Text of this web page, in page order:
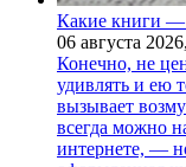
Какие книги —
06 августа 2026,
Конечно, не
удивлять и ею
вызывает
всегда можно
интернете, —